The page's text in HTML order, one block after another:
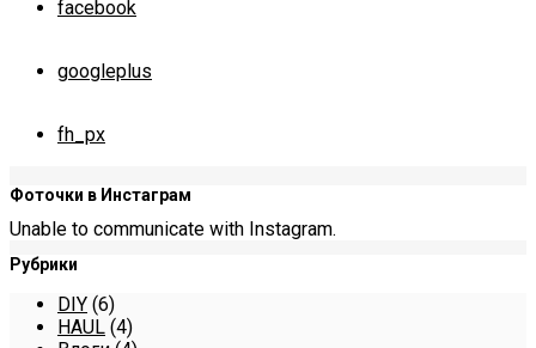
facebook
googleplus
fh_px
Фоточки в Инстаграм
Unable to communicate with Instagram.
Рубрики
DIY (6)
HAUL (4)